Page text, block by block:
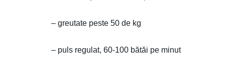
– greutate peste 50 de kg
– puls regulat, 60-100 bătăi pe minut